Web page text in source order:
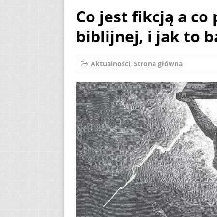
[ 2 sierpnia 2026 ]
12
Co jest fikcją a
biblijnej, i jak to
Aktualności, Strona główna